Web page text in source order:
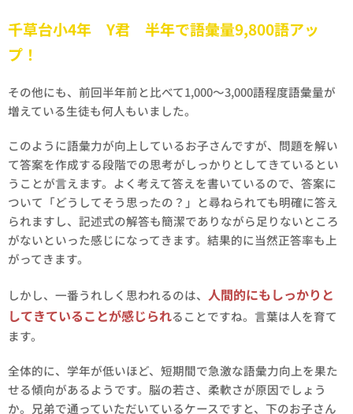
千草台小4年 Y君 半年で語彙量9,800語アッ
プ！
その他にも、前回半年前と比べて1,000～3,000語程度語彙量が
増えている生徒も何人もいました。
このように語彙力が向上しているお子さんですが、問題を解い
て答案を作成する段階での思考がしっかりとしてきているとい
うことが言えます。よく考えて答えを書いているので、答案に
ついて「どうしてそう思ったの？」と尋ねられても明確に答え
られますし、記述式の解答も簡潔でありながら足りないところ
がないといった感じになってきます。結果的に当然正答率も上
がってきます。
しかし、一番うれしく思われるのは、 人間的にもしっかりと
してきていることが感じられることですね。言葉は人を育て
ます。
全体的に、学年が低いほど、短期間で急激な語彙力向上を果た
せる傾向があるようです。脳の若さ、柔軟さが原因でしょう
か。兄弟で通っていただいているケースですと、下のお子さん